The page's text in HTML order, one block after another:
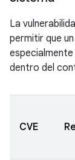
La
permitir que
dentro del
CVE